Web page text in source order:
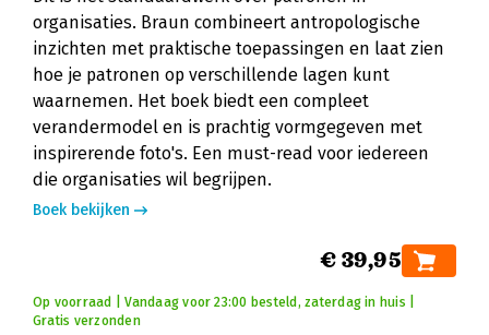
organisaties. Braun combineert antropologische
inzichten met praktische toepassingen en laat zien
hoe je patronen op verschillende lagen kunt
waarnemen. Het boek biedt een compleet
verandermodel en is prachtig vormgegeven met
inspirerende foto's. Een must-read voor iedereen
die organisaties wil begrijpen.
Boek bekijken
€ 39,95
Op voorraad | Vandaag voor 23:00 besteld, zaterdag in huis |
Gratis verzonden